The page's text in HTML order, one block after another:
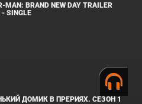
MAN: BRAND NEW DAY TRAILER
- SINGLE
ДОМИК В ПРЕРИЯХ. СЕЗОН 1